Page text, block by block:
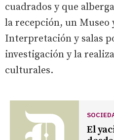
cuadrados y que
la recepción, un Museo
Interpretación y salas
investigación y la
culturales.
El